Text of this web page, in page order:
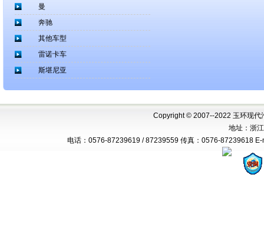
曼
奔驰
其他车型
雷诺卡车
斯堪尼亚
Copyright © 2007--2022 玉环现
地址：浙
电话：0576-87239619 / 87239559 传真：0576-87239618